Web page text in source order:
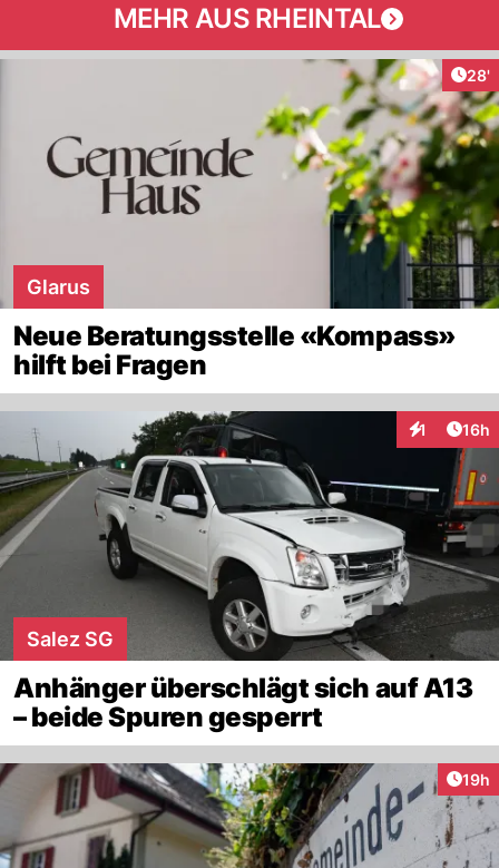
MEHR AUS RHEINTAL
28'
Glarus
Neue Beratungsstelle «Kompass»
hilft bei Fragen
1 16h
Salez SG
Anhänger überschlägt sich auf A13
– beide Spuren gesperrt
19h